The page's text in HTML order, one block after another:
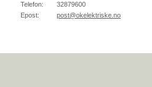
Telefon:
32879600
Epost:
post@okelektriske.no